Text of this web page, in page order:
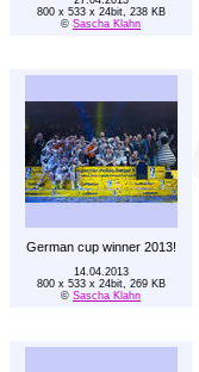
800 x 533 x 24bit, 238 KB
© Sascha Klahn
German cup winner 2013!
14.04.2013
800 x 533 x 24bit, 269 KB
© Sascha Klahn